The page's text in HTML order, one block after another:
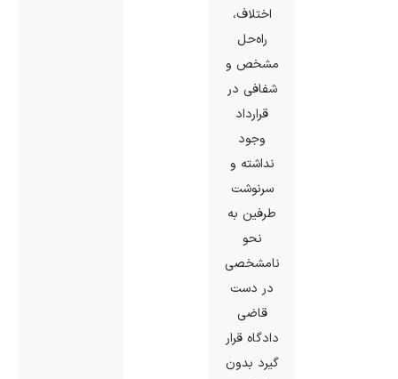
اختلاف،
راه‌حل
مشخص و
شفافی در
قرارداد
وجود
نداشته و
سرنوشت
طرفین به
نحو
نامشخصی
در دست
قاضی
دادگاه قرار
گیرد بدون